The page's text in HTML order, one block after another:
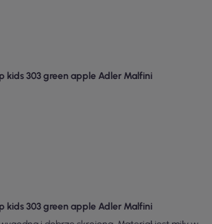
kids 303 green apple Adler Malfini
kids 303 green apple Adler Malfini